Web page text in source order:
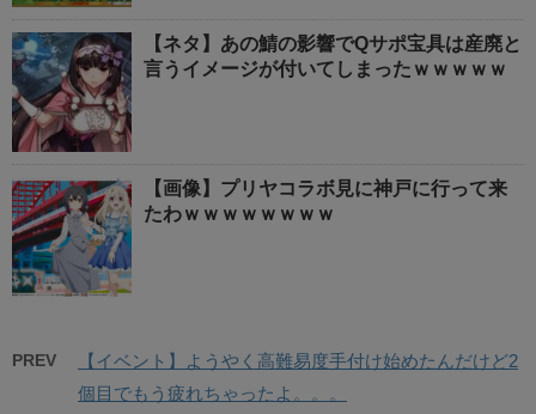
【ネタ】あの鯖の影響でQサポ宝具は産廃と
言うイメージが付いてしまったｗｗｗｗｗ
【画像】プリヤコラボ見に神戸に行って来
たわｗｗｗｗｗｗｗｗ
PREV
【イベント】ようやく高難易度手付け始めたんだけど2
個目でもう疲れちゃったよ。。。